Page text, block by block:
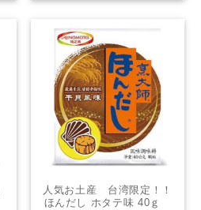
人気お土産 台湾限定！！
ほんだし ホタテ味 40ｇ